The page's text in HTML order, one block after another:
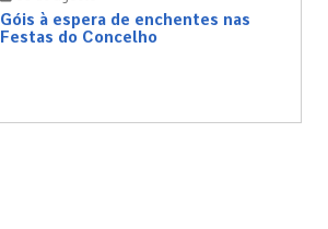
Góis à espera de enchentes nas
Festas do Concelho